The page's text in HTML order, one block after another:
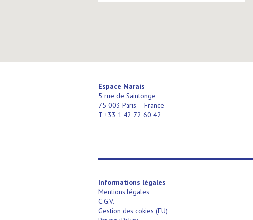
Espace Marais
5 rue de Saintonge
75 003 Paris – France
T +33 1 42 72 60 42
Informations légales
Mentions légales
C.G.V.
Gestion des cokies (EU)